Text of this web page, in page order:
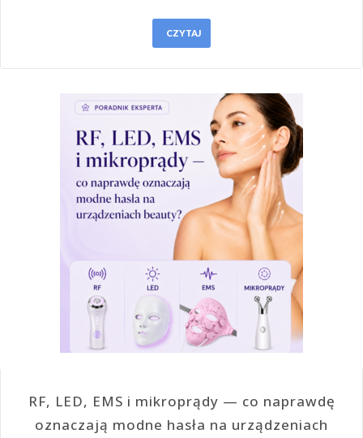
CZYTAJ
RF, LED, EMS i mikroprądy — co naprawdę
oznaczają modne hasła na urządzeniach